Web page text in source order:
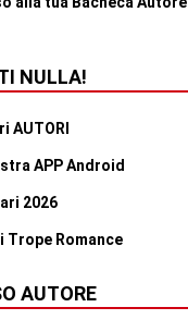
NULLA!
AUTORI
APP Android
2026
Trope Romance
AUTORE